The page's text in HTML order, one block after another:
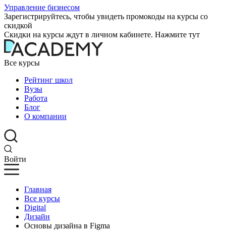
Управление бизнесом
Зарегистрируйтесь, чтобы увидеть промокоды на курсы со
скидкой
Скидки на курсы ждут в личном кабинете. Нажмите тут
Все курсы
Рейтинг школ
Вузы
Работа
Блог
О компании
Войти
Главная
Все курсы
Digital
Дизайн
Основы дизайна в Figma